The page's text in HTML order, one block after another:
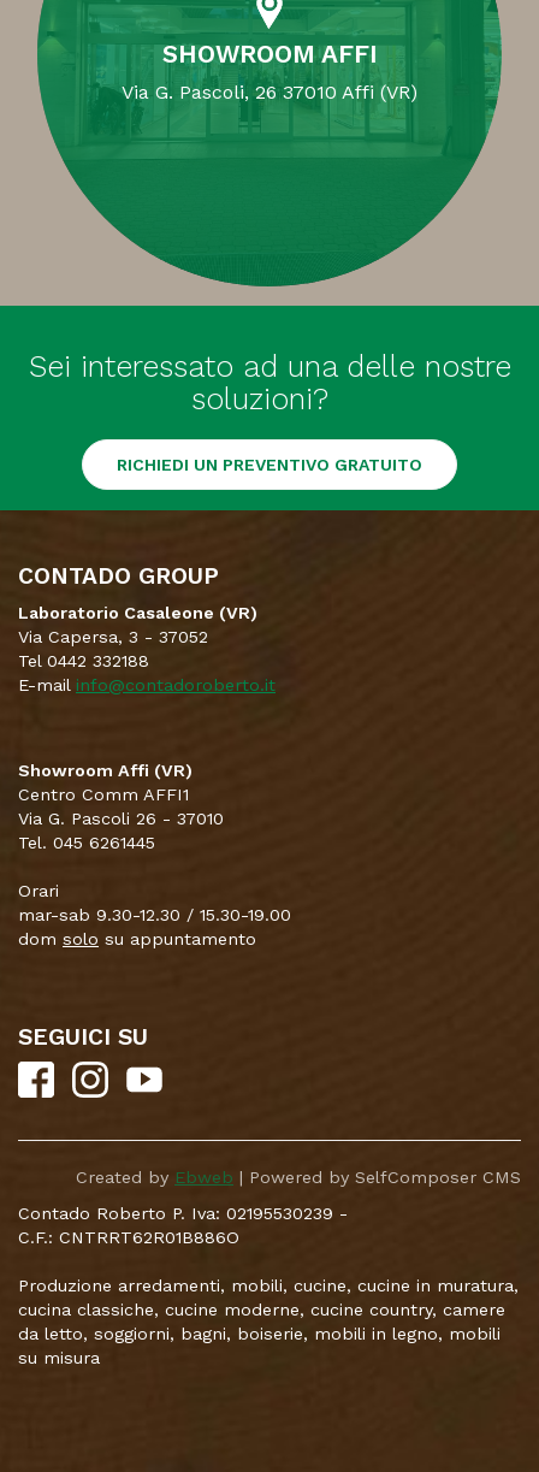
SHOWROOM AFFI
Via G. Pascoli, 26 37010 Affi (VR)
Sei interessato ad una delle nostre
soluzioni?
RICHIEDI UN PREVENTIVO GRATUITO
CONTADO GROUP
Laboratorio Casaleone (VR)
Via Capersa, 3 - 37052
Tel 0442 332188
E-mail info@contadoroberto.it
Showroom Affi (VR)
Centro Comm AFFI1
Via G. Pascoli 26 - 37010
Tel. 045 6261445
Orari
mar-sab 9.30-12.30 / 15.30-19.00
dom solo su appuntamento
SEGUICI SU
Created by Ebweb | Powered by SelfComposer CMS
Contado Roberto P. Iva: 02195530239 -
C.F.: CNTRRT62R01B886O
Produzione arredamenti, mobili, cucine, cucine in muratura,
cucina classiche, cucine moderne, cucine country, camere
da letto, soggiorni, bagni, boiserie, mobili in legno, mobili
su misura